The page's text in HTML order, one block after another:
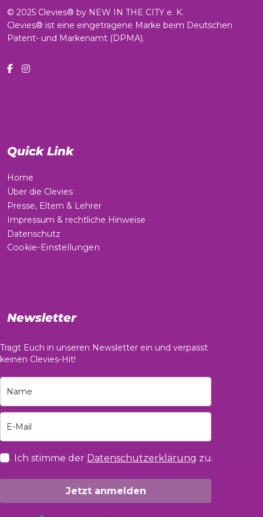
© 2025 Clevies® by NEW IN THE CITY e. K.
Clevies® ist eine eingetragene Marke beim Deutschen
Patent- und Markenamt (DPMA).
Quick Link
Home
Über die Clevies
Presse, Eltern & Lehrer
Impressum & rechtliche Hinweise
Datenschutz
Cookie-Einstellungen
Newsletter
Tragt Euch in unseren Newsletter ein und verpasst
keinen Clevies-Hit!
Ich stimme der Datenschutzerklärung zu.
Jetzt anmelden